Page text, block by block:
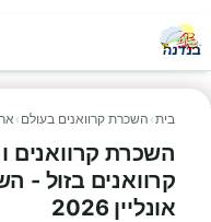
בית› השכרת קרוואנים בעולם ›
השכרת קרוואנים
קרוואנים בזול -
אונליין 2026